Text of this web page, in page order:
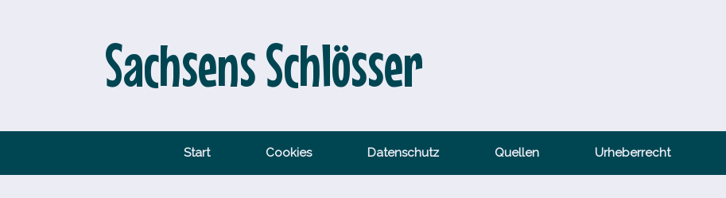
Sachsens Schlösser
Start Cookies Datenschutz Quellen Urheberrecht